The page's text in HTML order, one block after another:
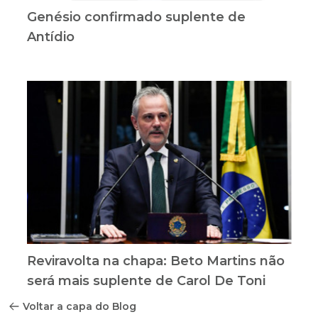
Genésio confirmado suplente de
Antídio
Reviravolta na chapa: Beto Martins não
será mais suplente de Carol De Toni
Voltar a capa do Blog